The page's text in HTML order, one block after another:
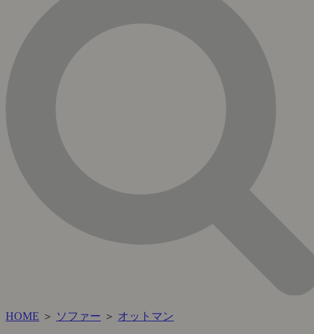
HOME ＞ ソファー ＞ オットマン